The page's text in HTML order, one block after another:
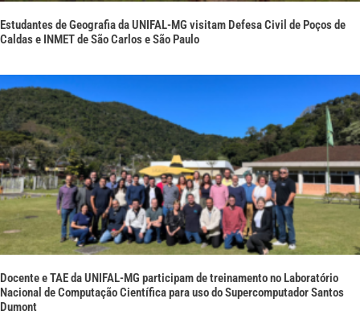
Estudantes de Geografia da UNIFAL-MG visitam Defesa Civil de Poços de
Caldas e INMET de São Carlos e São Paulo
Docente e TAE da UNIFAL-MG participam de treinamento no Laboratório
Nacional de Computação Científica para uso do Supercomputador Santos
Dumont